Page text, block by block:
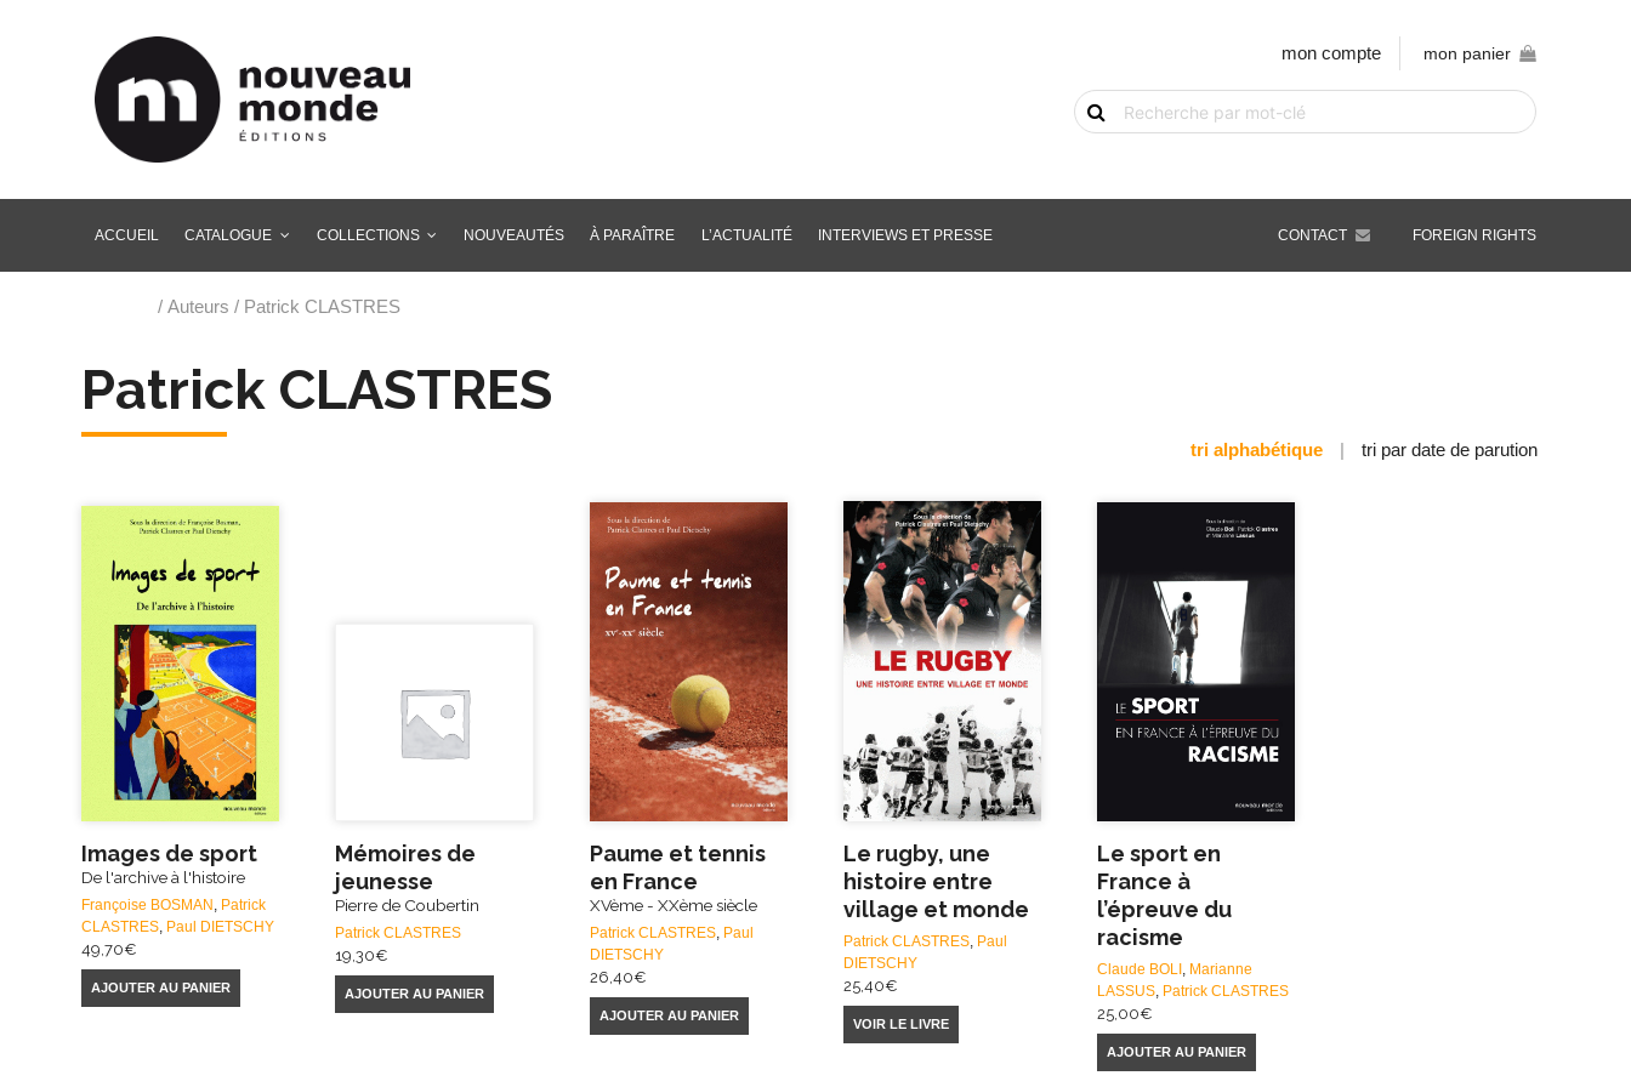
mon compte mon panier
Recherche
de
ACCUEIL
CATALOGUE COLLECTIONS NOUVEAUTÉS À PARAÎTRE L’ACTUALITÉ INTERVIEWS ET PRESSE FOREIGN RIGHTS
CONTACT
/ Auteurs / Patrick CLASTRES
Patrick CLASTRES
tri alphabétique | tri par date de parution
Images de sport
De l'archive à l'histoire
Françoise BOSMAN , Patrick
CLASTRES, Paul DIETSCHY
49,70€
AJOUTER AU PANIER
Mémoires de
jeunesse
Pierre de Coubertin
Patrick CLASTRES
19,30€
AJOUTER AU PANIER
Paume et tennis
en France
XVème - XXème siècle
Patrick CLASTRES, Paul
DIETSCHY
26,40€
AJOUTER AU PANIER
Le rugby, une
histoire entre
village et monde
Patrick CLASTRES, Paul
DIETSCHY
25,40€
VOIR LE LIVRE
Le sport en
France à
l’épreuve du
racisme
Claude BOLI , Marianne
LASSUS, Patrick CLASTRES
25,00€
AJOUTER AU PANIER